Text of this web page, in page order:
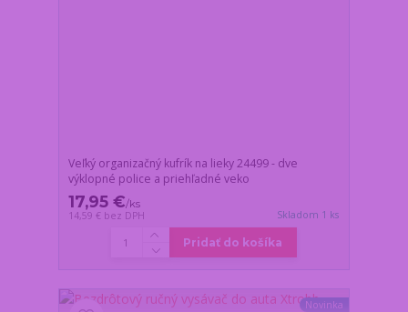
Veľký organizačný kufrík na lieky 24499 - dve
výklopné police a priehľadné veko
17,95 €/ks
14,59 € bez DPH Skladom 1 ks
Pridať do košíka
Novinka